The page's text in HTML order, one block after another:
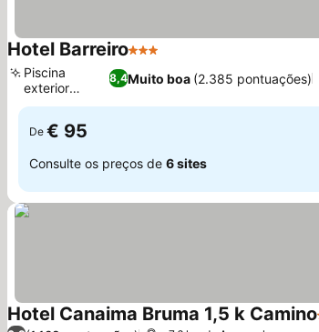
Hotel Barreiro3 Estrelas
8,4Muito boa (2.385 pontuações)
Piscina
exterior
sazonal
De € 95
Consulte os preços de 6 sites
Hotel Canaima Bruma 1,5 k Camino